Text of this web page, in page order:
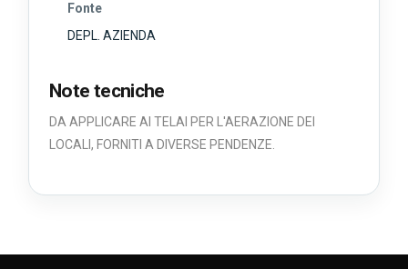
Fonte
DEPL. AZIENDA
Note tecniche
DA APPLICARE AI TELAI PER L'AERAZIONE DEI
LOCALI, FORNITI A DIVERSE PENDENZE.